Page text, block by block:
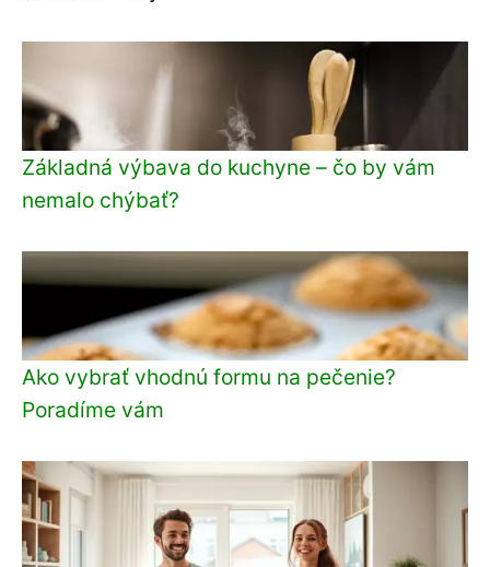
Základná výbava do kuchyne – čo by vám
nemalo chýbať?
Ako vybrať vhodnú formu na pečenie?
Poradíme vám